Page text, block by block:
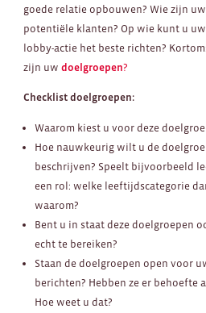
goede relatie opbouwen? Wie zijn uw
potentiële klanten? Op wie kunt u uw
lobby-actie het beste richten?
zijn uwdoelgroepen?
Checklist doelgroepen:
Waarom kiest u voor deze
Hoe nauwkeurig wilt u de
beschrijven? Speelt bijvoorbeeld
een rol: welke leeftijdscategorie
waarom?
Bent u in staat deze doelgroepen
echt te bereiken?
Staan de doelgroepen open voor
berichten? Hebben ze er behoefte
Hoe weet u dat?